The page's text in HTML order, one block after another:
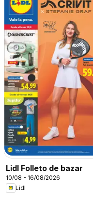
Lidl Folleto de bazar
10/08 - 16/08/2026
Lidl